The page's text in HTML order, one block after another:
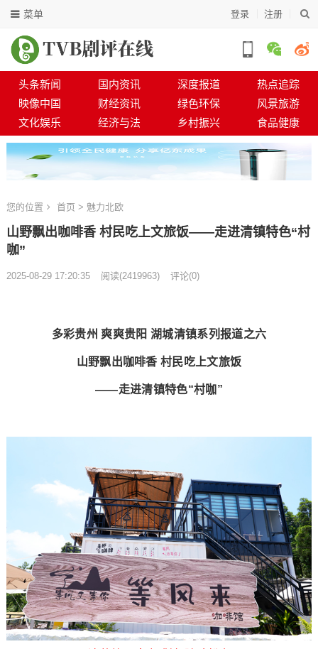
登录 注册
菜单
头条新闻 国内资讯 深度报道
热点追踪
映像中国
财经资讯 绿色环保
风景旅游
文化娱乐
经济与法 乡村振兴 食品健康
您的位置 首页 > 魅力北欧
山野飘出咖啡香 村民吃上文旅饭——走进清镇特色“村
咖”
2025-08-29 17:20:35 阅读(2419963) 评论(0)
多彩贵州 爽爽贵阳 湖城清镇系列报道之六
山野飘出咖啡香 村民吃上文旅饭
——走进清镇特色“村咖”